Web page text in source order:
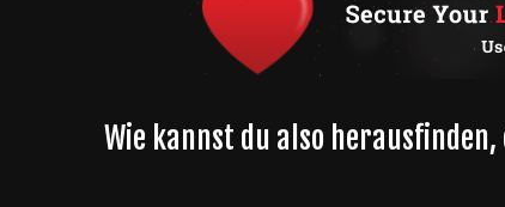
Wie kannst du also